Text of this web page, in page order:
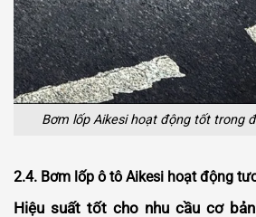
Bơm lốp Aikesi hoạt động tốt trong
2.4. Bơm lốp ô tô Aikesi hoạt động
Hiệu suất tốt cho nhu cầu cơ